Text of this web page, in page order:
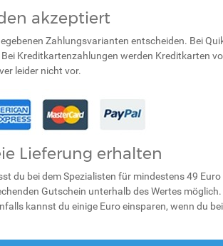
akzeptiert
Zahlungsvarianten entscheiden. Bei
Kreditkartenzahlungen werden Kreditkarten
leider nicht vor.
Lieferung erhalten
du bei dem Spezialisten für mindestens 49
Gutschein unterhalb des Wertes
kannst du einige Euro einsparen, wenn du